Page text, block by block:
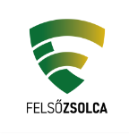
Skip
content